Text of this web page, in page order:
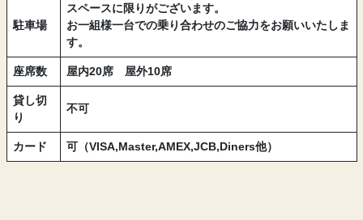
駐車場
スペースに限りがございます。
お一組様一台での乗り合わせのご協力をお願いいたしま
す。
座席数 屋内20席 屋外10席
貸し切
り
不可
カード 可（VISA,Master,AMEX,JCB,Diners他）